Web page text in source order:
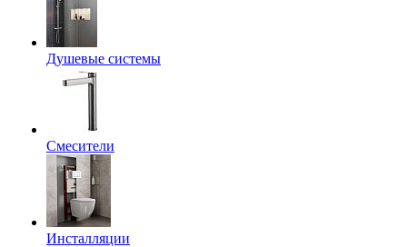
Душевые системы
Смесители
Инсталляции